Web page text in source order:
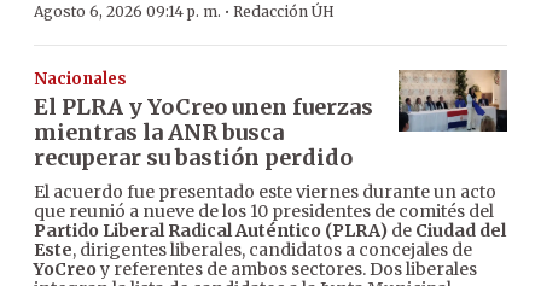
Agosto 6, 2026 09:14 p. m. · Redacción ÚH
Nacionales
El PLRA y YoCreo unen fuerzas
mientras la ANR busca
recuperar su bastión perdido
El acuerdo fue presentado este viernes durante un acto
que reunió a nueve de los 10 presidentes de comités del
Partido Liberal Radical Auténtico (PLRA) de Ciudad del
Este, dirigentes liberales, candidatos a concejales de
YoCreo y referentes de ambos sectores. Dos liberales